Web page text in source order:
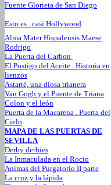
Fuente Glorieta de San Diego
Esto es ..casi Hollywood
Alma Mater Hispalensis.Maese
Rodrigo
La Puerta del Carbon
El Postigo del Aceite . Historia en
lienzos
Astarté, una diosa trianera
Van Gogh y el Puente de Triana
Colon y el león
Puerta de la Macarena . Puerta del
Cielo
MAPA DE LAS PUERTAS DE
SEVILLA
Derby derbies
La Inmaculada en el Rocio
Animas del Purgatorio II parte
La cruz y la lápida